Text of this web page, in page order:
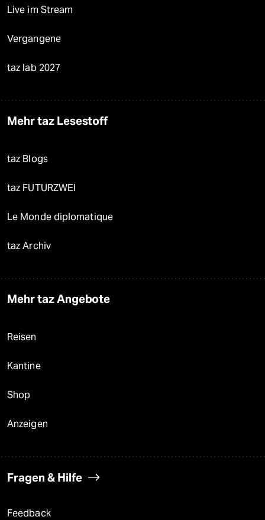
Live im Stream
Vergangene
taz lab 2027
Mehr taz Lesestoff
taz Blogs
taz FUTURZWEI
Le Monde diplomatique
taz Archiv
Mehr taz Angebote
Reisen
Kantine
Shop
Anzeigen
Fragen & Hilfe
Feedback